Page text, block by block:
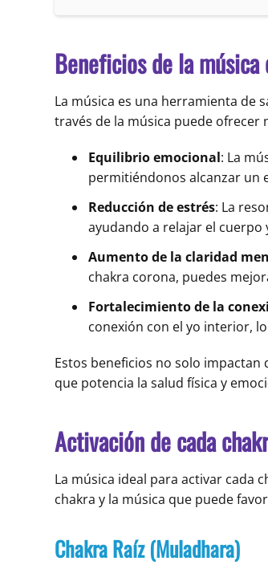
Beneficios de la
La música es una herramienta de
través de la música puede ofrecer
Equilibrio emocional: La
permitiéndonos alcanzar un
Reducción de estrés: La
ayudando a relajar el cuerpo
Aumento de la claridad
chakra corona, puedes
Fortalecimiento de la
conexión con el yo interior,
Estos beneficios no solo
que potencia la salud física y
Activación de cada
La música ideal para activar cada
chakra y la música que puede
Chakra Raíz (Muladhara)